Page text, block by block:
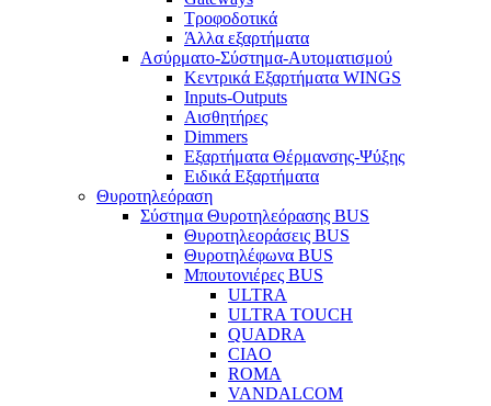
Τροφοδοτικά
Άλλα εξαρτήματα
Ασύρματο-Σύστημα-Αυτοματισμού
Κεντρικά Εξαρτήματα WINGS
Inputs-Outputs
Αισθητήρες
Dimmers
Εξαρτήματα Θέρμανσης-Ψύξης
Ειδικά Εξαρτήματα
Θυροτηλεόραση
Σύστημα Θυροτηλεόρασης BUS
Θυροτηλεοράσεις BUS
Θυροτηλέφωνα BUS
Μπουτονιέρες BUS
ULTRA
ULTRA TOUCH
QUADRA
CIAO
ROMA
VANDALCOM